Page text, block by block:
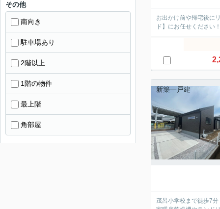
お出かけ前や帰宅後に
ド】にお任せください
新築一戸建
茂呂小学校まで徒歩7
その他
南向き
駐車場あり
2階以上
1階の物件
最上階
角部屋